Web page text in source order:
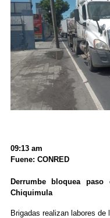
09:13 am
Fuene: CONRED
Derrumbe bloquea
Chiquimula
Brigadas realizan labores